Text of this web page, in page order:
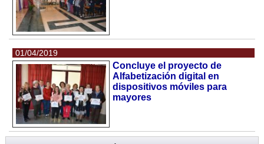
01/04/2019
Concluye el proyecto de
Alfabetización digital en
dispositivos móviles para
mayores